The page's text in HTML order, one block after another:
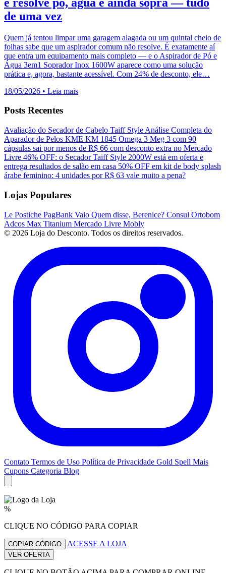
de uma vez
Quem já tentou limpar uma garagem alagada ou um quintal cheio de
folhas sabe que um aspirador comum não resolve. É exatamente aí
que entra um equipamento mais completo — e o Aspirador de Pó e
Água 3em1 Soprador Inox 1600W aparece como uma solução
prática e, agora, bastante acessível. Com 24% de desconto, ele…
18/05/2026 • Leia mais
Posts Recentes
Avaliação do Secador de Cabelo Taiff Style Análise Completa do
Aparador de Pelos KME KM 1845 Omega 3 Meg 3 com 90
cápsulas sai por menos de R$ 66 com desconto extra no Mercado
Livre 46% OFF: o Secador Taiff Style 2000W está em oferta e
entrega resultados de salão em casa 50% OFF em kit de body splash
árabe feminino: 4 unidades por R$ 63 vale muito a pena?
Lojas Populares
Le Postiche PagBank Vaio Quem disse, Berenice? Consul Ortobom
Adcos Max Titanium Mercado Livre Mobly
© 2026 Loja do Desconto. Todos os direitos reservados.
Contato Termos de Uso Política de Privacidade Gold Spell Mais
Cupons Categoria Blog
%
CLIQUE NO CÓDIGO PARA COPIAR
COPIAR CÓDIGO ACESSE A LOJA
VER OFERTA